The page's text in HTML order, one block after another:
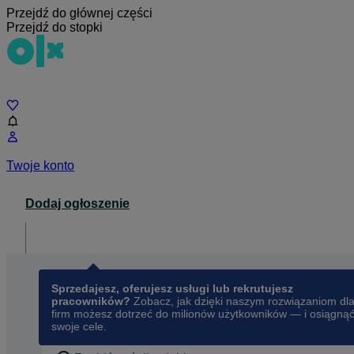
Przejdź do głównej części
Przejdź do stopki
Twoje konto
Dodaj ogłoszenie
Sprzedajesz, oferujesz usługi lub rekrutujesz
pracowników? Zobacz, jak dzięki naszym rozwiązaniom dla
firm możesz dotrzeć do milionów użytkowników — i osiągnąć
swoje cele.